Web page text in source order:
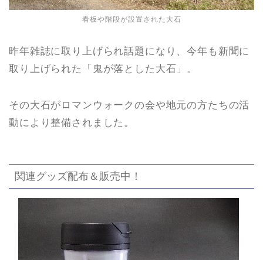
看板や階段が設置された大石
昨年雑誌に取り上げられ話題になり、今年も新聞に
取り上げられた「鬼が落とした大石」。
その大石がロマンウォークの会や地元の方たちの活
動により整備されました。
関連グッズ配布＆販売中！